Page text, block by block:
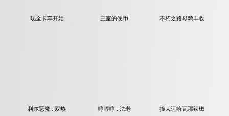
现金卡车开始 王室的硬币 不朽之路母鸡丰收
利尔恶魔 : 双热 哼哼哼 : 法老 撞大运哈瓦那辣椒